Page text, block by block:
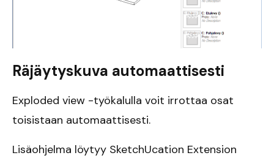
Räjäytyskuva automaattisesti
Exploded view -työkalulla voit irrottaa osat
toisistaan automaattisesti.
Lisäohjelma löytyy SketchUcation Extension